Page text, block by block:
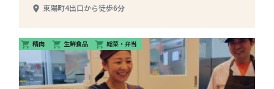
place 東陽町4出口から徒歩6分
shopping_cart 精肉 shopping_cart 生鮮食品 shopping_cart 総菜・弁当